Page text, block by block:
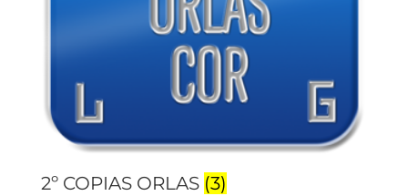
2º COPIAS ORLAS (3)